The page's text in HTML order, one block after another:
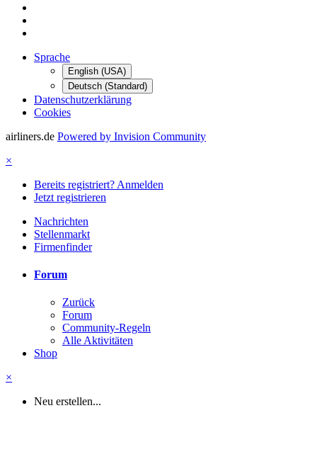
Sprache
English (USA)
Deutsch (Standard)
Datenschutzerklärung
Cookies
airliners.de Powered by Invision Community
×
Bereits registriert? Anmelden
Jetzt registrieren
Nachrichten
Stellenmarkt
Firmenfinder
Forum
Zurück
Forum
Community-Regeln
Alle Aktivitäten
Shop
×
Neu erstellen...